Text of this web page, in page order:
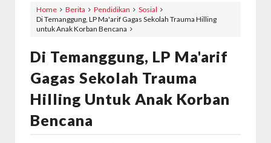
Home Berita Pendidikan
Sosial
Di Temanggung, LP Ma'arif Gagas Sekolah Trauma Hilling
untuk Anak Korban Bencana
Di Temanggung, LP Ma'arif
Gagas Sekolah Trauma
Hilling Untuk Anak Korban
Bencana